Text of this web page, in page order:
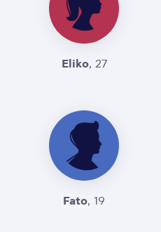
Eliko, 27
Fato, 19